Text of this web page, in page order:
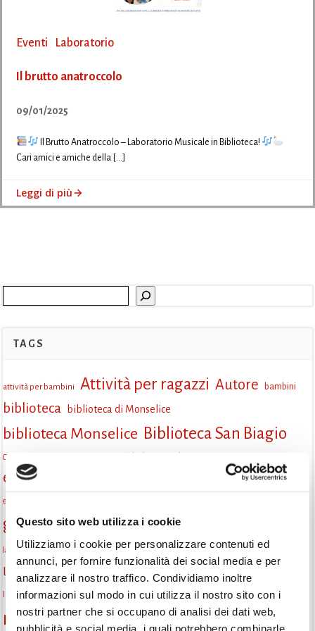
Questo sito web utilizza i cookie
Utilizziamo i cookie per personalizzare contenuti ed
annunci, per fornire funzionalità dei social media e per
analizzare il nostro traffico. Condividiamo inoltre
informazioni sul modo in cui utilizza il nostro sito con i
nostri partner che si occupano di analisi dei dati web,
pubblicità e social media, i quali potrebbero combinarle
Eventi Laboratorio
Il brutto anatroccolo
09/01/2025
Il Brutto Anatroccolo – Laboratorio Musicale in Biblioteca!
Cari amici e amiche della […]
Leggi di più
TAGS
attività per bambini Attività per ragazzi Autore bambini
biblioteca biblioteca di Monselice
biblioteca Monselice Biblioteca San Biagio
Centro per il libro e la lettura
eventi culturali eventi in biblioteca
eventi Monselice
gruppo di lettura incontri letterari
laboratori creativi laboratorio la strada di mattoni gialli
Lettori itineranti lettura ad alta voce lettura condivisa
lettura silenziosa letture ad alta voce libri libri come semi libri da leggere
monselice Monselice scrive